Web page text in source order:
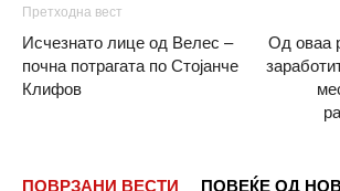
Претходна вест
Исчезнато лице од Велес –
почна потрагата по Стојанче
Клифов
Од оваа
ПОВРЗАНИ ВЕСТИ ПОВЕЌЕ ОД